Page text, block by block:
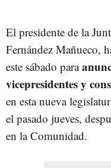
El presidente de la
Fernández Mañueco,
este sábado para
vicepresidentes y
en esta nueva
el pasado jueves,
en la Comunidad.